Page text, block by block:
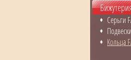
Серьги
Кольца